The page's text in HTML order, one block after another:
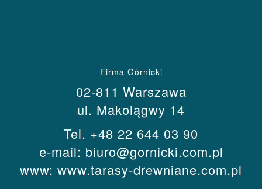
Firma Górnicki
02-811 Warszawa
ul. Makolągwy 14
Tel. +48 22 644 03 90
e-mail: biuro@gornicki.com.pl
www: www.tarasy-drewniane.com.pl